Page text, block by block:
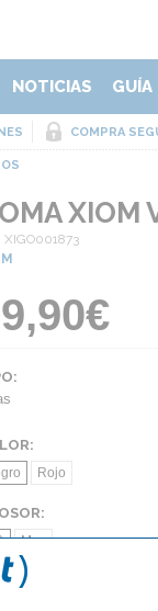
NOTICIAS GUÍA
COMPRA
XIOM
XIGO001873
Rojo
Max